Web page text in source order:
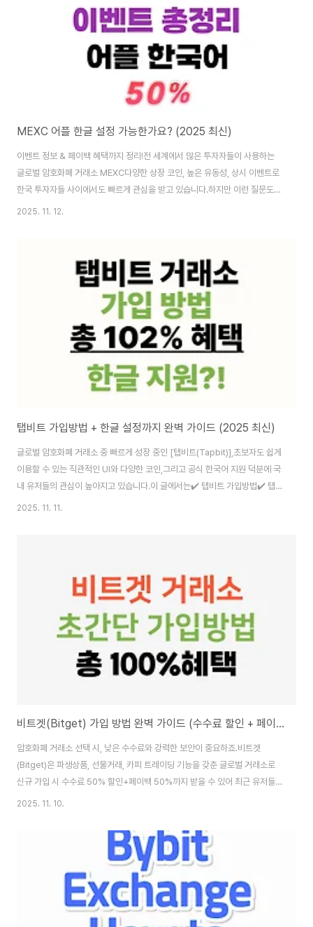
MEXC 어플 한글 설정 가능한가요? (2025 최신)
이벤트 정보 & 페이백 혜택까지 정리!전 세계에서 많은 투자자들이 사용하는
글로벌 암호화폐 거래소 MEXC다양한 상장 코인, 높은 유동성, 상시 이벤트로
한국 투자자들 사이에서도 빠르게 관심을 받고 있습니다.하지만 이런 질문도
자주 등장합니다:❓ MEXC 어플 한글 설정 되나요?❓ MEXC 앱에서 한국어 사
방법까지!MEXC 어플 한글 설정 가능할까?항목지원 여부비고MEXC 웹사이
트 한국어❌ 미지원크롬 자동 번역 이용 가능MEXC 모바일 어플 한글❌ 미지
원영어 UI만 제공거래 기능✅ 사용 가능언어만 다르고 기능은 동일📌 결론:
2025. 11. 12.
탭비트 가입방법 + 한글 설정까지 완벽 가이드 (2025 최신)
글로벌 암호화폐 거래소 중 빠르게 성장 중인 [탭비트(Tapbit)],초보자도 쉽게
이용할 수 있는 직관적인 UI와 다양한 코인,그리고 공식 한국어 지원 덕분에 국
내 유저들의 관심이 높아지고 있습니다.이 글에서는✔️ 탭비트 가입방법✔️ 탭
비트 한글 설정 방법✔️ 수수료 102% 혜택 받는 법까지 한 번에 정리해드립니
가입은 한글 UI를 기반으로 매우 간단합니다.수수료 할인과 ..
2025. 11. 11.
비트겟(Bitget) 가입 방법 완벽 가이드 (수수료 할인 + 페이백 혜택 포함)
암호화폐 거래소 선택 시, 낮은 수수료와 강력한 보안이 중요하죠.비트겟
(Bitget)은 파생상품, 선물거래, 카피 트레이딩 기능을 갖춘 글로벌 거래소로
신규 가입 시 수수료 50% 할인+페이백 50%까지 받을 수 있어 최근 유저들
사이에서 인기입니다.이 글에서는 비트겟 회원가입부터 KYC 인증까지단계별
입 전 혜택 및 유의사항항목설명수수료 혜택✅ 페이백 링크로 가입 시 매 거래
수수료 할인 자동 적용 최대 50% + 페이백 50% 자동 적용보안✅ 가입 후 2
단계 인증(OTP) 필수 권장UID 등록✅ 가입 후 테더드랍 홈페이지 UID 등록
시 추가 페이백 50%가능🔗 비트겟 가입하기 (수수료 할인 50% + 페이백
50% 적용)👉 ..
2025. 11. 10.